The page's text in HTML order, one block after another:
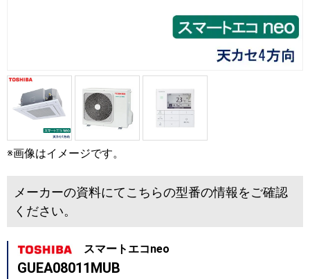
※画像はイメージです。
メーカーの資料にてこちらの型番の情報をご確認
ください。
スマートエコneo
GUEA08011MUB